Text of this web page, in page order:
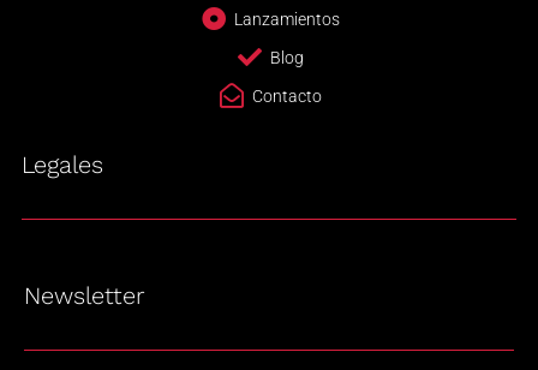
Lanzamientos
Blog
Contacto
Legales
Newsletter